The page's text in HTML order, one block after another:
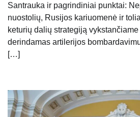
Santrauka ir pagrindiniai punktai:
nuostolių, Rusijos kariuomenė ir
keturių dalių strategiją
derindamas artilerijos
[…]